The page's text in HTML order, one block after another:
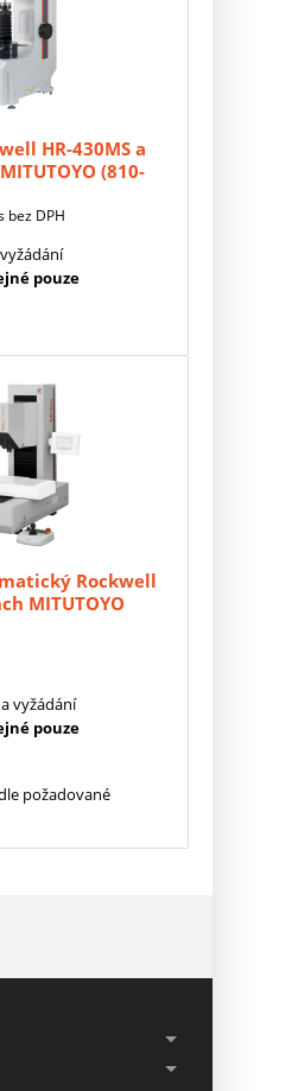
HR-430MS a
(810-
bez DPH
pouze
Rockwell
MITUTOYO
vyžádání
pouze
požadované